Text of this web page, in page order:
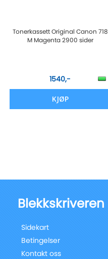
Tonerkassett Original Canon 718
M Magenta 2900 sider
1540,-
KJØP
Blekkskriveren
Sidekart
Betingelser
Kontakt oss